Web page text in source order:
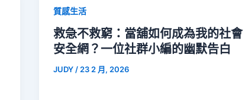
質感生活
救急不救窮：當舖如何成為我的社會
安全網？一位社群小編的幽默告白
JUDY / 23 2 月, 2026